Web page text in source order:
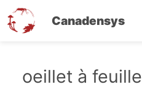
Canadensys
oeillet à